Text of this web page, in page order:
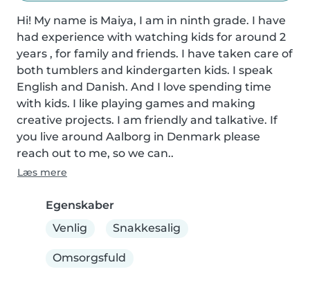
Hi! My name is Maiya, I am in ninth grade. I have
had experience with watching kids for around 2
years , for family and friends. I have taken care of
both tumblers and kindergarten kids. I speak
English and Danish. And I love spending time
with kids. I like playing games and making
creative projects. I am friendly and talkative. If
you live around Aalborg in Denmark please
reach out to me, so we can..
Læs mere
Egenskaber
Venlig
Snakkesalig
Omsorgsfuld